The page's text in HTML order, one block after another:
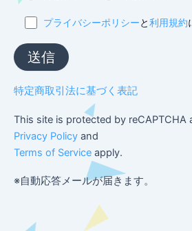
プライバシーポリシーと利用規約
特定商取引法に基づく表記
This site is protected by reCAPTCHA
Privacy Policy and
Terms of Service apply.
※自動応答メールが届きます。